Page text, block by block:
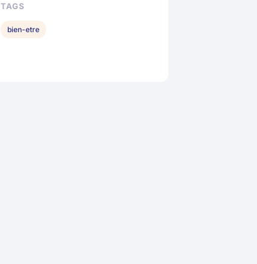
TAGS
bien-etre